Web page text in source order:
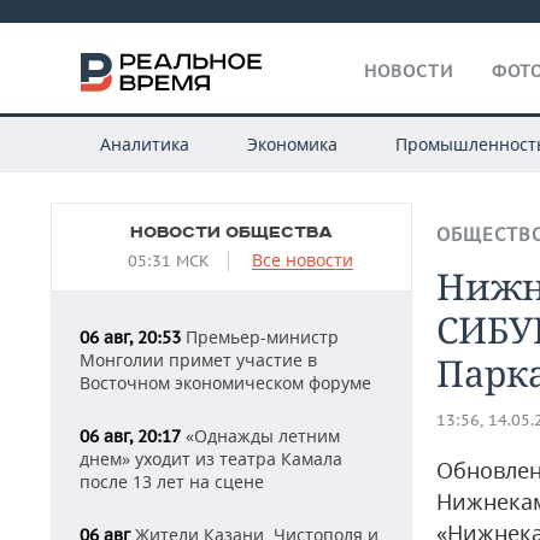
НОВОСТИ
Аналитика Экономика
НОВОСТИ ОБЩЕСТВА
05:31 МСК Все новости
06 авг, 20:53 Премьер-министр
Монголии примет участие в
Восточном экономическом форуме
06 авг, 20:17 «Однажды летним
днем» уходит из театра Камала
после 13 лет на сцене
06 авгЖители Казани, Чистополя и
13:56,